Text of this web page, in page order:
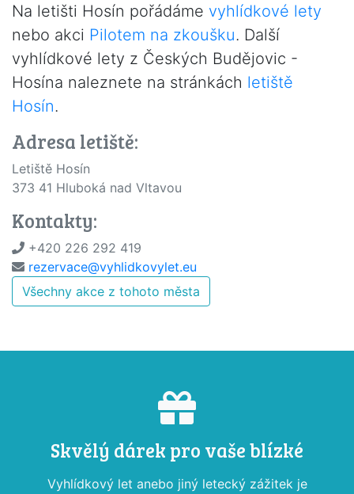
Na letišti Hosín pořádáme vyhlídkové lety
nebo akci Pilotem na zkoušku. Další
vyhlídkové lety z Českých Budějovic -
Hosína naleznete na stránkách letiště
Hosín.
Adresa letiště:
Letiště Hosín
373 41 Hluboká nad Vltavou
Kontakty:
+420 226 292 419
rezervace@vyhlidkovylet.eu
Všechny akce z tohoto města
Skvělý dárek pro vaše blízké
Vyhlídkový let anebo jiný letecký zážitek je